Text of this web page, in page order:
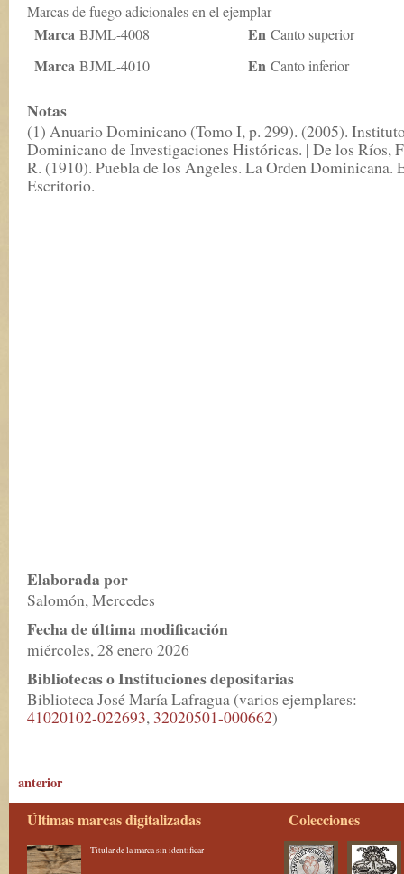
Marcas de fuego adicionales en el ejemplar
Marca BJML-4008 En Canto superior
Marca BJML-4010 En Canto inferior
Notas
(1) Anuario Dominicano (Tomo I, p. 299). (2005).
Dominicano de Investigaciones Históricas. | De los Ríos,
R. (1910). Puebla de los Angeles. La Orden Dominicana.
Escritorio.
Elaborada por
Salomón, Mercedes
Fecha de última modificación
miércoles, 28 enero 2026
Bibliotecas o Instituciones depositarias
Biblioteca José María Lafragua (varios ejemplares:
41020102-022693, 32020501-000662)
anterior
Últimas marcas digitalizadas
Titular de la marca sin identificar
Colecciones